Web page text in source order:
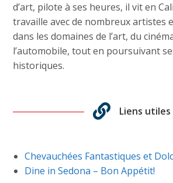
d’art, pilote à ses heures, il vit en
travaille avec de nombreux artistes
dans les domaines de l’art, du
l’automobile, tout en poursuivant
historiques.
Liens utiles
Chevauchées Fantastiques et
Dine in Sedona – Bon Appétit!